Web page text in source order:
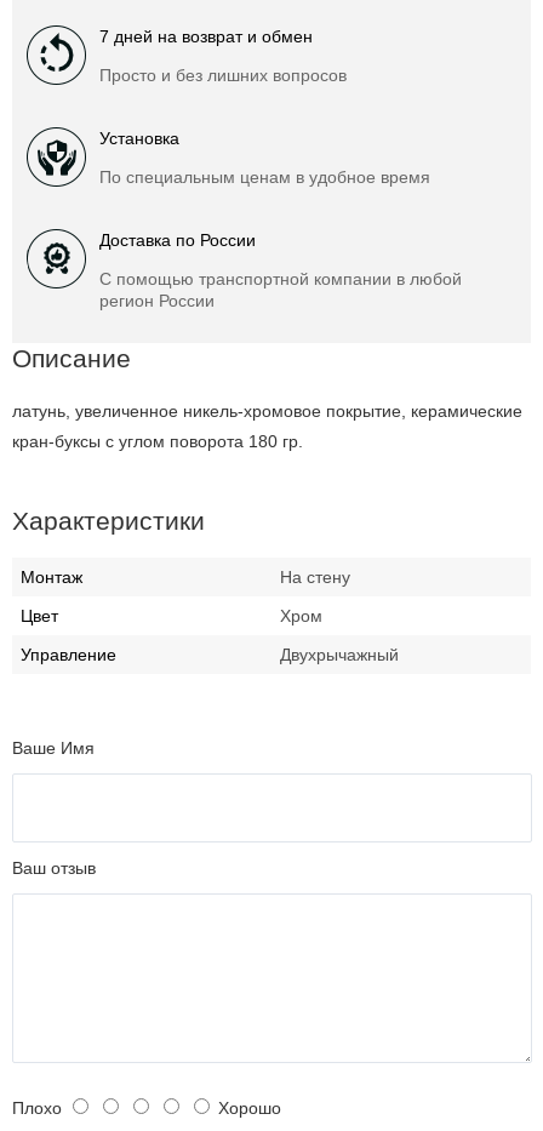
7 дней на возврат и обмен
Просто и без лишних вопросов
Установка
По специальным ценам в удобное время
Доставка по России
С помощью транспортной компании в любой
регион России
Описание
латунь, увеличенное никель-хромовое покрытие, керамические
кран-буксы с углом поворота 180 гр.
Характеристики
Монтаж
На стену
Цвет
Хром
Управление
Двухрычажный
Ваше Имя
Ваш отзыв
Плохо Хорошо